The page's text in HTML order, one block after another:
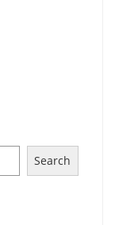
Search